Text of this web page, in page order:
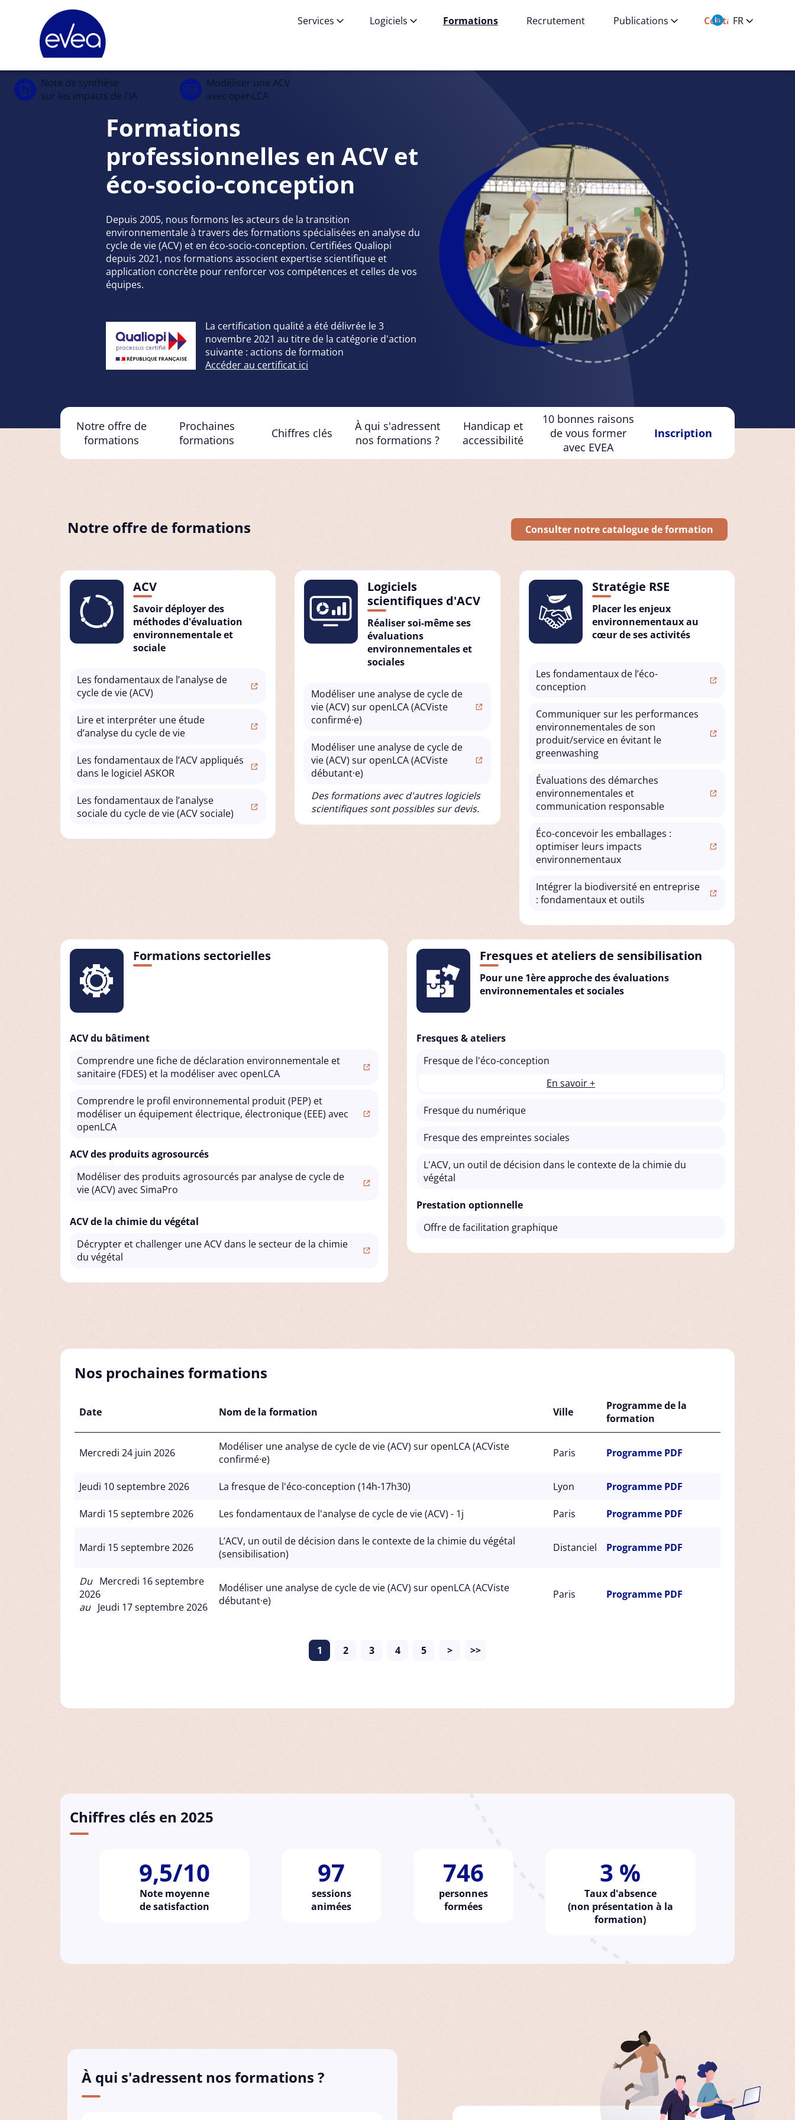
FR
Services Logiciels Formations Recrutement Publications Contact
Note de synthèse
sur les impacts de l'IA
Modéliser une ACV
avec openLCA
Formations
professionnelles en ACV et
éco‑socio-conception
Depuis 2005, nous formons les acteurs de la transition
environnementale à travers des formations spécialisées en analyse du
cycle de vie (ACV) et en éco-socio-conception. Certifiées Qualiopi
depuis 2021, nos formations associent expertise scientifique et
application concrète pour renforcer vos compétences et celles de vos
équipes.
La certification qualité a été délivrée le 3
novembre 2021 au titre de la catégorie d'action
suivante : actions de formation
Accéder au certificat ici
Notre offre de
formations
Prochaines
formations
Chiffres clés
À qui s'adressent
nos formations ?
Handicap et
accessibilité
10 bonnes raisons
de vous former
avec EVEA
Inscription
Notre offre de formations Consulter notre catalogue de formation
ACV
Savoir déployer des
méthodes d'évaluation
environnementale et
sociale
Les fondamentaux de l’analyse de
cycle de vie (ACV)
Lire et interpréter une étude
d’analyse du cycle de vie
Les fondamentaux de l’ACV appliqués
dans le logiciel ASKOR
Les fondamentaux de l’analyse
sociale du cycle de vie (ACV sociale)
Logiciels
scientifiques d'ACV
Réaliser soi-même ses
évaluations
environnementales et
sociales
Modéliser une analyse de cycle de
vie (ACV) sur openLCA (ACViste
confirmé·e)
Modéliser une analyse de cycle de
vie (ACV) sur openLCA (ACViste
débutant·e)
Des formations avec d'autres logiciels
scientifiques sont possibles sur devis.
Stratégie RSE
Placer les enjeux
environnementaux au
cœur de ses activités
Les fondamentaux de l’éco-
conception
Communiquer sur les performances
environnementales de son
produit/service en évitant le
greenwashing
Évaluations des démarches
environnementales et
communication responsable
Éco-concevoir les emballages :
optimiser leurs impacts
environnementaux
Intégrer la biodiversité en entreprise
: fondamentaux et outils
Formations sectorielles
ACV du bâtiment
Comprendre une fiche de déclaration environnementale et
sanitaire (FDES) et la modéliser avec openLCA
Comprendre le profil environnemental produit (PEP) et
modéliser un équipement électrique, électronique (EEE) avec
openLCA
ACV des produits agrosourcés
Modéliser des produits agrosourcés par analyse de cycle de
vie (ACV) avec SimaPro
ACV de la chimie du végétal
Décrypter et challenger une ACV dans le secteur de la chimie
du végétal
Fresques et ateliers de sensibilisation
Pour une 1ère approche des évaluations
environnementales et sociales
Fresques & ateliers
Fresque de l'éco‑conception
En savoir +
Fresque du numérique
Fresque des empreintes sociales
L'ACV, un outil de décision dans le contexte de la chimie du
végétal
Prestation optionnelle
Offre de facilitation graphique
Nos prochaines formations
Date Nom de la formation Ville
Programme de la
formation
Mercredi 24 juin 2026
Modéliser une analyse de cycle de vie (ACV) sur openLCA (ACViste
confirmé·e)
Paris Programme PDF
Jeudi 10 septembre 2026 La fresque de l'éco-conception (14h-17h30) Lyon Programme PDF
Mardi 15 septembre 2026 Les fondamentaux de l'analyse de cycle de vie (ACV) - 1j Paris Programme PDF
Mardi 15 septembre 2026
L’ACV, un outil de décision dans le contexte de la chimie du végétal
(sensibilisation)
Distanciel Programme PDF
Du Mercredi 16 septembre
2026
au Jeudi 17 septembre 2026
Modéliser une analyse de cycle de vie (ACV) sur openLCA (ACViste
débutant·e)
Paris Programme PDF
1 2 3 4 5 > >>
Chiffres clés en 2025
9,5/10
Note moyenne
de satisfaction
97
sessions
animées
746
personnes
formées
3 %
Taux d'absence
(non présentation à la
formation)
À qui s'adressent nos formations ?
Panneau de gestion des cookies